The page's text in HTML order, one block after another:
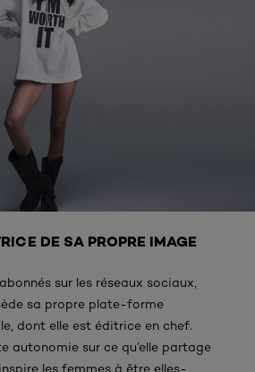
DE SA PROPRE IMAGE
sur les réseaux sociaux,
sa propre plate-forme
dont elle est éditrice en chef.
autonomie sur ce qu’elle partage
les femmes à être elles-